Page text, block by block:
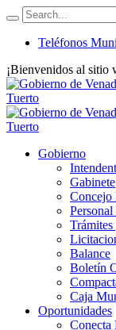
Teléfonos
¡Bienvenidos al sitio
Gobierno
Gabinete
Concejo
Balance
Boletín
Caja
Oportunidades
Conecta